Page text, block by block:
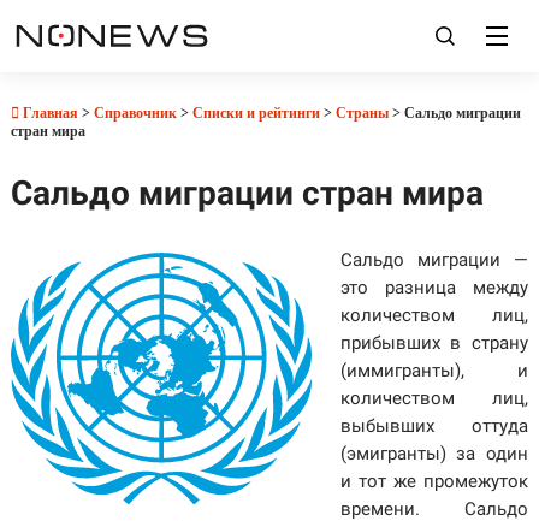
Главная > Справочник> Списки и рейтинги> Страны> Сальдо миграции
стран мира
Сальдо миграции стран мира
Сальдо миграции —
это разница между
количеством лиц,
прибывших в страну
(иммигранты), и
количеством лиц,
выбывших оттуда
(эмигранты) за один
и тот же промежуток
времени. Сальдо